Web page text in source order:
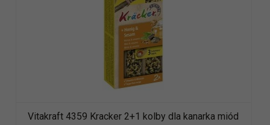
Vitakraft 4359 Kracker 2+1 kolby dla kanarka miód